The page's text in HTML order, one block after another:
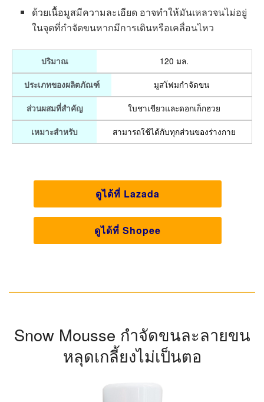
ด้วยเนื้อมูสมีความละเอียด อาจทำให้มันเหลวจนไม่อยู่
ในจุดที่กำจัดขนหากมีการเดินหรือเคลื่อนไหว
ปริมาณ 120 มล.
ประเภทของผลิตภัณฑ์ มูสโฟมกำจัดขน
ส่วนผสมที่สำคัญ ใบชาเขียวและดอกเก็กฮวย
เหมาะสำหรับ สามารถใช้ได้กับทุกส่วนของร่างกาย
ดูได้ที่ Lazada
ดูได้ที่ Shopee
Snow Mousse กำจัดขนละลายขน
หลุดเกลี้ยงไม่เป็นตอ